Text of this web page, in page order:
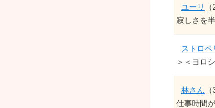
ユーリ
寂しさを
ストロベ
＞＜ヨロ
林さん
仕事時間